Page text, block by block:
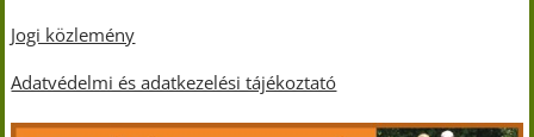
Jogi közlemény
Adatvédelmi és adatkezelési tájékoztató